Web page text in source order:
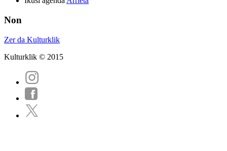
Non
Zer da Kulturklik
Kulturklik © 2015